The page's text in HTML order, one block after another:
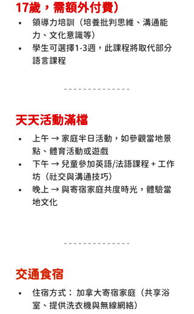
17歲，需額外付費）
領導力培訓（培養批判思維、溝通能
力、文化意識等）
學生可選擇1-3週，此課程將取代部分
語言課程
天天活動滿檔
上午 → 家庭半日活動，如參觀當地景
點、體育活動或遊戲
下午 → 兒童參加英語/法語課程 + 工作
坊（社交與溝通技巧）
晚上 → 與寄宿家庭共度時光，體驗當
地文化
交通食宿
住宿方式： 加拿大寄宿家庭（共享浴
室、提供洗衣機與無線網絡）